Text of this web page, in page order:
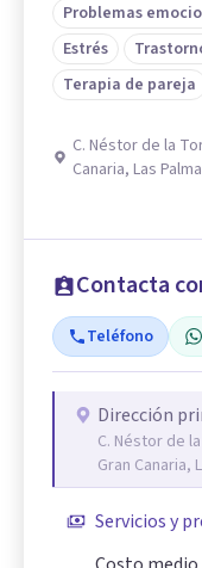
Problemas
Estrés
Terapia de pareja
C. Néstor de la
Canaria, Las
Contacta
Teléfono
Dirección
C. Néstor de
Gran Canaria,
Servicios y